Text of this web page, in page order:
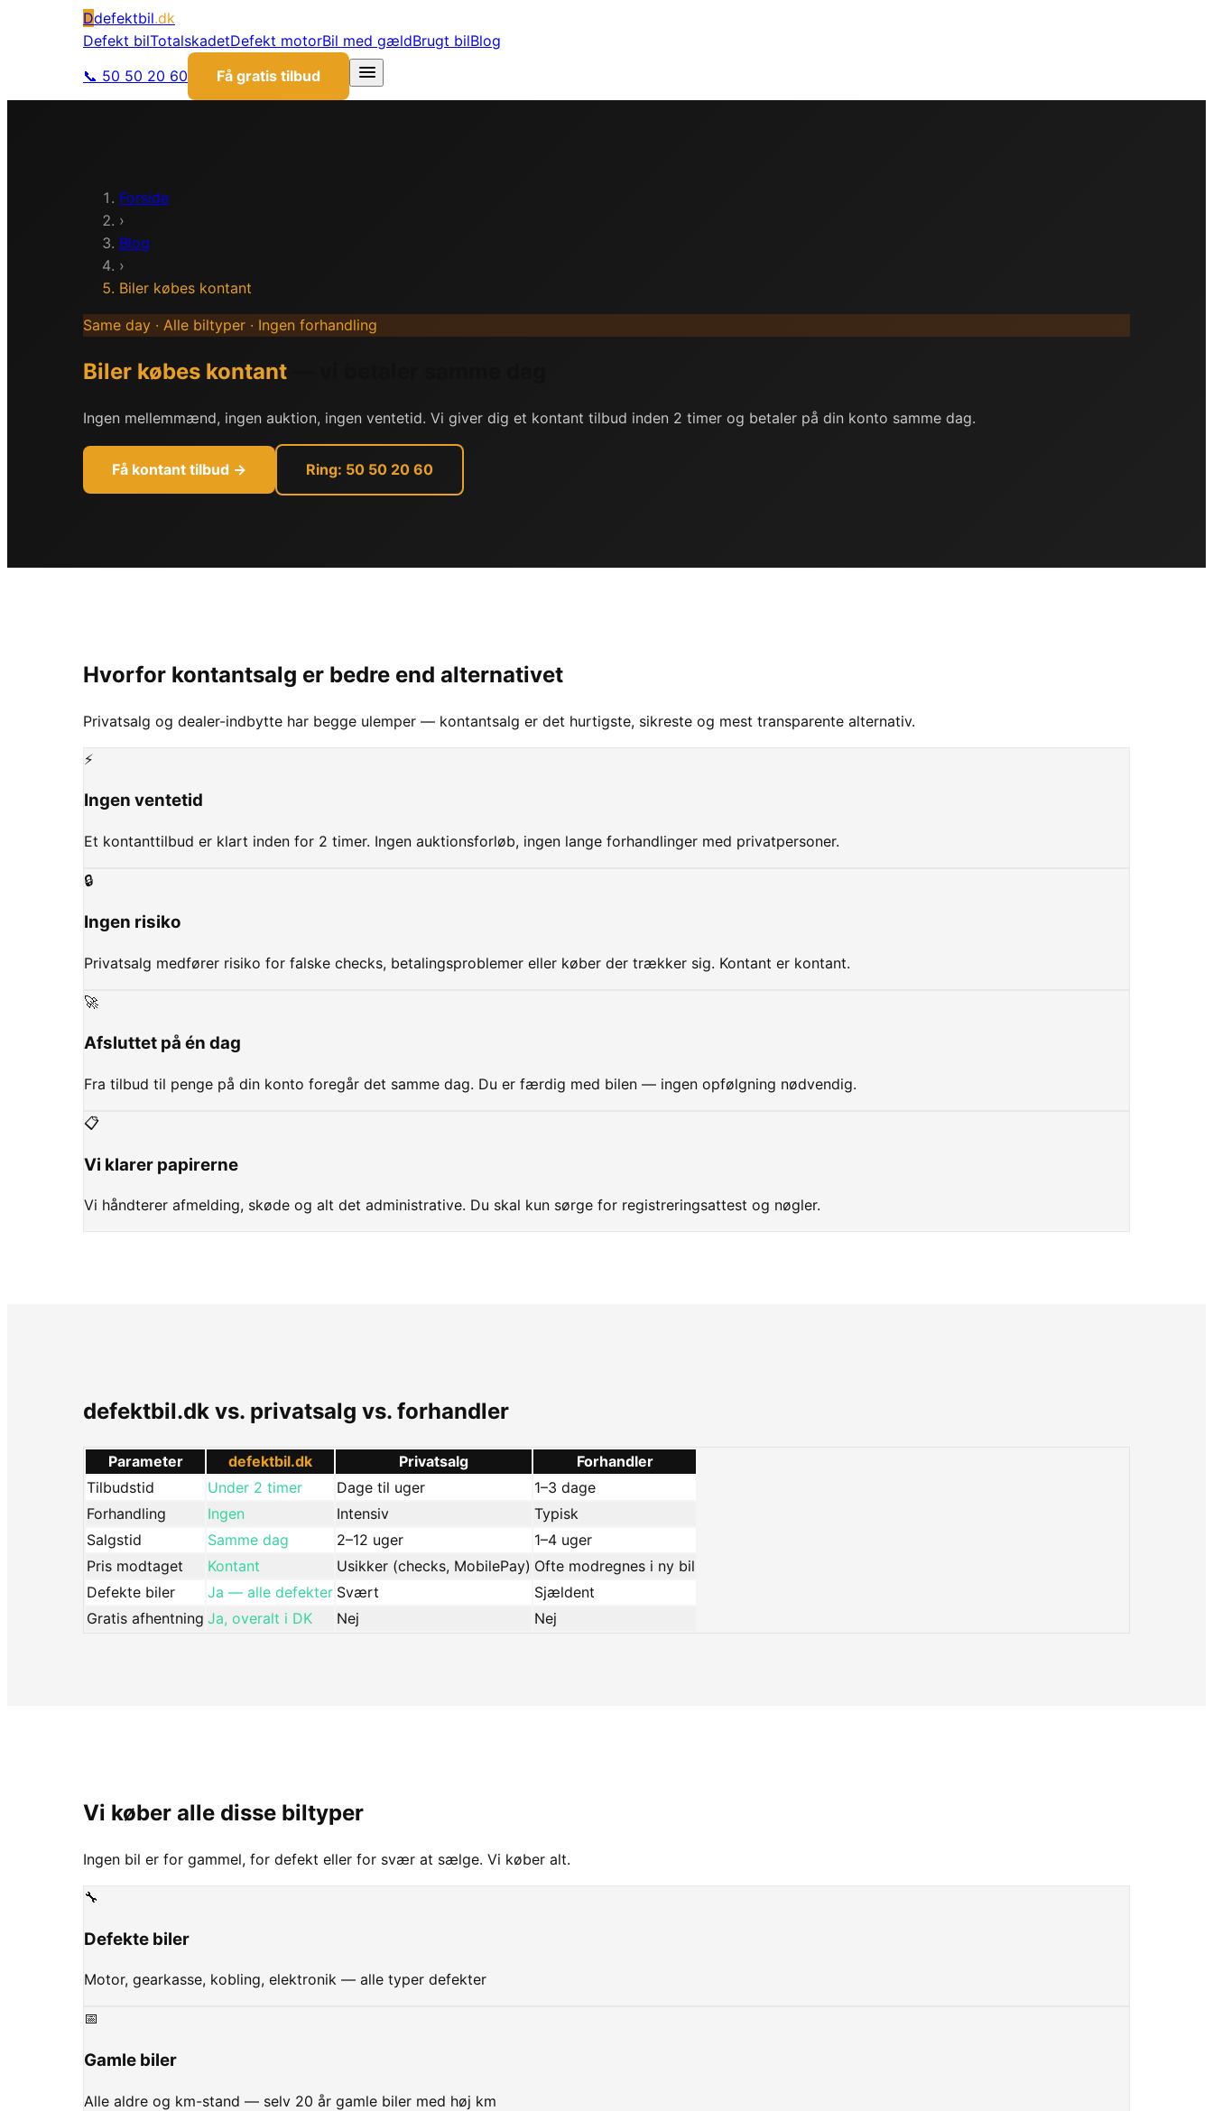
Ddefektbil.dk
Defekt bilTotalskadetDefekt motorBil med gældBrugt bilBlog
📞 50 50 20 60
Få gratis tilbud
Forside
›
Blog
›
Biler købes kontant
Same day · Alle biltyper · Ingen forhandling
Biler købes kontant
Ingen mellemmænd, ingen auktion, ingen ventetid. Vi giver dig et kontant tilbud inden 2 timer og betaler på din konto samme dag.
Få kontant tilbud → Ring: 50 50 20 60
Hvorfor kontantsalg er bedre end alternativet
Privatsalg og dealer-indbytte har begge ulemper — kontantsalg er det hurtigste, sikreste og mest transparente alternativ.
⚡
Ingen ventetid
Et kontanttilbud er klart inden for 2 timer. Ingen auktionsforløb, ingen lange forhandlinger med privatpersoner.
🔒
Ingen risiko
Privatsalg medfører risiko for falske checks, betalingsproblemer eller køber der trækker sig. Kontant er kontant.
🚀
Afsluttet på én dag
Fra tilbud til penge på din konto foregår det samme dag. Du er færdig med bilen — ingen opfølgning nødvendig.
📋
Vi klarer papirerne
Vi håndterer afmelding, skøde og alt det administrative. Du skal kun sørge for registreringsattest og nøgler.
defektbil.dk vs. privatsalg vs. forhandler
Parameter defektbil.dk Privatsalg
Forhandler
Tilbudstid
Under 2 timer Dage til uger
1–3 dage
Forhandling
Ingen Intensiv
Typisk
Salgstid
Samme dag 2–12 uger
1–4 uger
Pris modtaget
Kontant Usikker (checks, MobilePay) Ofte modregnes i ny bil
Defekte biler
Ja — alle defekter Svært
Sjældent
Gratis afhentning Ja, overalt i DK Nej Nej
Vi køber alle disse biltyper
Ingen bil er for gammel, for defekt eller for svær at sælge. Vi køber alt.
🔧
Defekte biler
Motor, gearkasse, kobling, elektronik — alle typer defekter
📅
Gamle biler
Alle aldre og km-stand — selv 20 år gamle biler med høj km